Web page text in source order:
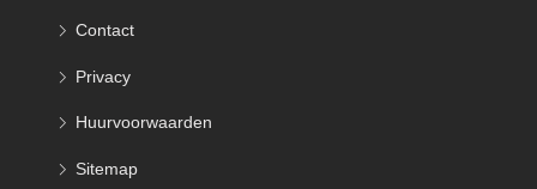
Contact
Privacy
Huurvoorwaarden
Sitemap